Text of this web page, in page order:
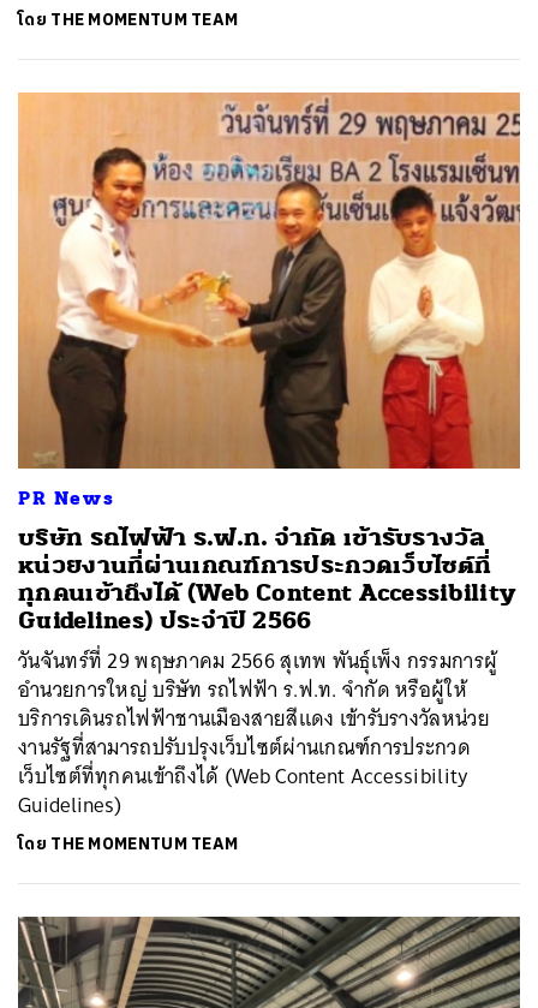
โดย THE MOMENTUM TEAM
PR News
บริษัท รถไฟฟ้า ร.ฟ.ท. จำกัด เข้ารับรางวัล
หน่วยงานที่ผ่านเกณฑ์การประกวดเว็บไซต์ที่
ทุกคนเข้าถึงได้ (Web Content Accessibility
Guidelines) ประจำปี 2566
วันจันทร์ที่ 29 พฤษภาคม 2566 สุเทพ พันธุ์เพ็ง กรรมการผู้
อำนวยการใหญ่ บริษัท รถไฟฟ้า ร.ฟ.ท. จำกัด หรือผู้ให้
บริการเดินรถไฟฟ้าชานเมืองสายสีแดง เข้ารับรางวัลหน่วย
งานรัฐที่สามารถปรับปรุงเว็บไซต์ผ่านเกณฑ์การประกวด
เว็บไซต์ที่ทุกคนเข้าถึงได้ (Web Content Accessibility
Guidelines)
โดย THE MOMENTUM TEAM